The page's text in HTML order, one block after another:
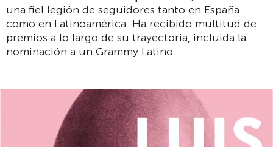
una fiel legión de seguidores tanto en España
como en Latinoamérica. Ha recibido multitud de
premios a lo largo de su trayectoria, incluida la
nominación a un Grammy Latino.